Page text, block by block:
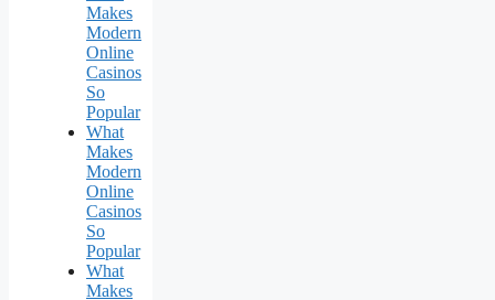
Makes
Modern
Online
Casinos
So
Popular
What
Makes
Modern
Online
Casinos
So
Popular
What
Makes